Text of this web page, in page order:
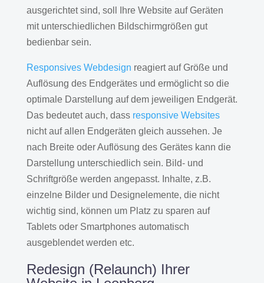
ausgerichtet sind, soll Ihre Website auf Geräten
mit unterschiedlichen Bildschirmgrößen gut
bedienbar sein.
Responsives Webdesign reagiert auf Größe und
Auflösung des Endgerätes und ermöglicht so die
optimale Darstellung auf dem jeweiligen Endgerät.
Das bedeutet auch, dass responsive Websites
nicht auf allen Endgeräten gleich aussehen. Je
nach Breite oder Auflösung des Gerätes kann die
Darstellung unterschiedlich sein. Bild- und
Schriftgröße werden angepasst. Inhalte, z.B.
einzelne Bilder und Designelemente, die nicht
wichtig sind, können um Platz zu sparen auf
Tablets oder Smartphones automatisch
ausgeblendet werden etc.
Redesign (Relaunch) Ihrer